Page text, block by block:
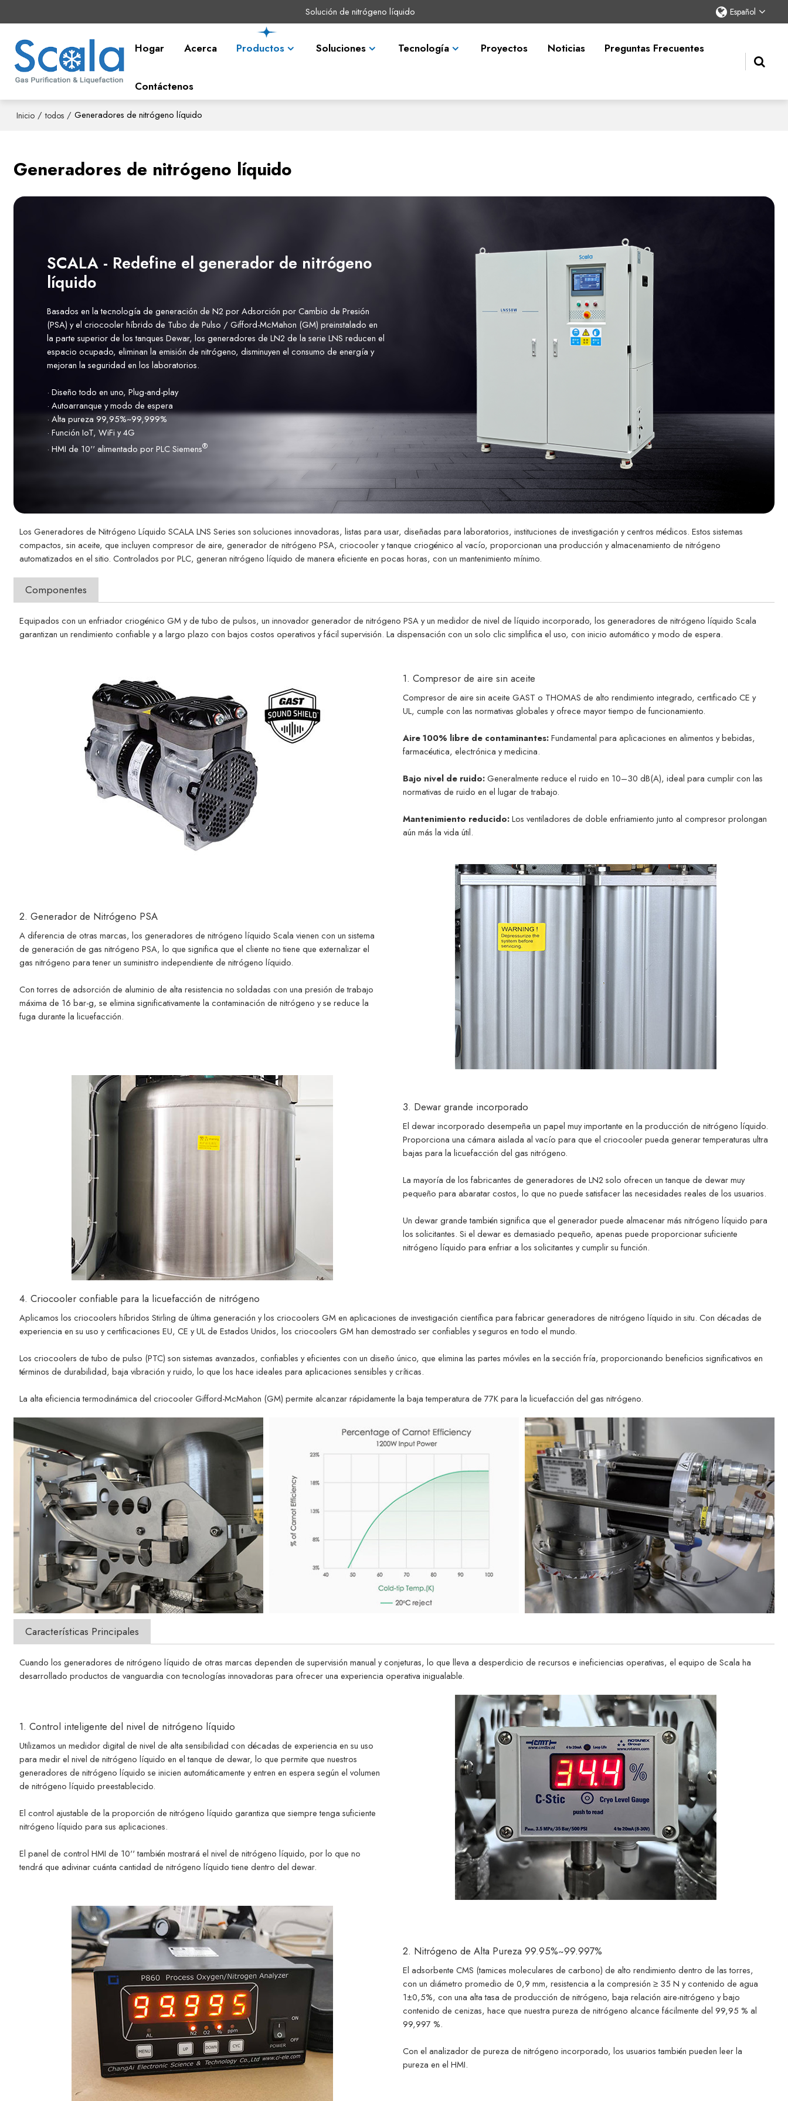
Solución de nitrógeno líquido Español
Hogar Acerca Productos Soluciones Tecnología Proyectos Noticias Preguntas Frecuentes
Contáctenos
Inicio / todos / Generadores de nitrógeno líquido
Generadores de nitrógeno líquido
SCALA - Redefine el generador de nitrógeno
líquido
Basados en la tecnología de generación de N2 por Adsorción por Cambio de Presión
(PSA) y el criocooler híbrido de Tubo de Pulso / Gifford-McMahon (GM) preinstalado en
la parte superior de los tanques Dewar, los generadores de LN2 de la serie LNS reducen el
espacio ocupado, eliminan la emisión de nitrógeno, disminuyen el consumo de energía y
mejoran la seguridad en los laboratorios.
· Diseño todo en uno, Plug-and-play
· Autoarranque y modo de espera
· Alta pureza 99,95%~99,999%
· Función IoT, WiFi y 4G
· HMI de 10'' alimentado por PLC Siemens®
Los Generadores de Nitrógeno Líquido SCALA LNS Series son soluciones innovadoras, listas para usar, diseñadas para laboratorios, instituciones de investigación y centros médicos. Estos sistemas
compactos, sin aceite, que incluyen compresor de aire, generador de nitrógeno PSA, criocooler y tanque criogénico al vacío, proporcionan una producción y almacenamiento de nitrógeno
automatizados en el sitio. Controlados por PLC, generan nitrógeno líquido de manera eficiente en pocas horas, con un mantenimiento mínimo.
Componentes
Equipados con un enfriador criogénico GM y de tubo de pulsos, un innovador generador de nitrógeno PSA y un medidor de nivel de líquido incorporado, los generadores de nitrógeno líquido Scala
garantizan un rendimiento confiable y a largo plazo con bajos costos operativos y fácil supervisión. La dispensación con un solo clic simplifica el uso, con inicio automático y modo de espera.
1. Compresor de aire sin aceite
Compresor de aire sin aceite GAST o THOMAS de alto rendimiento integrado, certificado CE y
UL, cumple con las normativas globales y ofrece mayor tiempo de funcionamiento.
Aire 100% libre de contaminantes:Fundamental para aplicaciones en alimentos y bebidas,
farmacéutica, electrónica y medicina.
Bajo nivel de ruido:Generalmente reduce el ruido en 10–30 dB(A), ideal para cumplir con las
normativas de ruido en el lugar de trabajo.
Mantenimiento reducido:Los ventiladores de doble enfriamiento junto al compresor prolongan
aún más la vida útil.
2. Generador de Nitrógeno PSA
A diferencia de otras marcas, los generadores de nitrógeno líquido Scala vienen con un sistema
de generación de gas nitrógeno PSA, lo que significa que el cliente no tiene que externalizar el
gas nitrógeno para tener un suministro independiente de nitrógeno líquido.
Con torres de adsorción de aluminio de alta resistencia no soldadas con una presión de trabajo
máxima de 16 bar-g, se elimina significativamente la contaminación de nitrógeno y se reduce la
fuga durante la licuefacción.
3. Dewar grande incorporado
El dewar incorporado desempeña un papel muy importante en la producción de nitrógeno líquido.
Proporciona una cámara aislada al vacío para que el criocooler pueda generar temperaturas ultra
bajas para la licuefacción del gas nitrógeno.
La mayoría de los fabricantes de generadores de LN2 solo ofrecen un tanque de dewar muy
pequeño para abaratar costos, lo que no puede satisfacer las necesidades reales de los usuarios.
Un dewar grande también significa que el generador puede almacenar más nitrógeno líquido para
los solicitantes. Si el dewar es demasiado pequeño, apenas puede proporcionar suficiente
nitrógeno líquido para enfriar a los solicitantes y cumplir su función.
4. Criocooler confiable para la licuefacción de nitrógeno
Aplicamos los criocoolers híbridos Stirling de última generación y los criocoolers GM en aplicaciones de investigación científica para fabricar generadores de nitrógeno líquido in situ. Con décadas de
experiencia en su uso y certificaciones EU, CE y UL de Estados Unidos, los criocoolers GM han demostrado ser confiables y seguros en todo el mundo.
Los criocoolers de tubo de pulso (PTC) son sistemas avanzados, confiables y eficientes con un diseño único, que elimina las partes móviles en la sección fría, proporcionando beneficios significativos en
términos de durabilidad, baja vibración y ruido, lo que los hace ideales para aplicaciones sensibles y críticas.
La alta eficiencia termodinámica del criocooler Gifford-McMahon (GM) permite alcanzar rápidamente la baja temperatura de 77K para la licuefacción del gas nitrógeno.
Características Principales
Cuando los generadores de nitrógeno líquido de otras marcas dependen de supervisión manual y conjeturas, lo que lleva a desperdicio de recursos e ineficiencias operativas, el equipo de Scala ha
desarrollado productos de vanguardia con tecnologías innovadoras para ofrecer una experiencia operativa inigualable.
1. Control inteligente del nivel de nitrógeno líquido
Utilizamos un medidor digital de nivel de alta sensibilidad con décadas de experiencia en su uso
para medir el nivel de nitrógeno líquido en el tanque de dewar, lo que permite que nuestros
generadores de nitrógeno líquido se inicien automáticamente y entren en espera según el volumen
de nitrógeno líquido preestablecido.
El control ajustable de la proporción de nitrógeno líquido garantiza que siempre tenga suficiente
nitrógeno líquido para sus aplicaciones.
El panel de control HMI de 10'' también mostrará el nivel de nitrógeno líquido, por lo que no
tendrá que adivinar cuánta cantidad de nitrógeno líquido tiene dentro del dewar.
2. Nitrógeno de Alta Pureza 99.95%~99.997%
El adsorbente CMS (tamices moleculares de carbono) de alto rendimiento dentro de las torres,
con un diámetro promedio de 0,9 mm, resistencia a la compresión ≥ 35 N y contenido de agua
1±0,5%, con una alta tasa de producción de nitrógeno, baja relación aire-nitrógeno y bajo
contenido de cenizas, hace que nuestra pureza de nitrógeno alcance fácilmente del 99,95 % al
99,997 %.
Con el analizador de pureza de nitrógeno incorporado, los usuarios también pueden leer la
pureza en el HMI.